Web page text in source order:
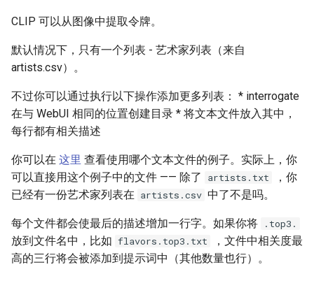
CLIP 可以从图像中提取令牌。
默认情况下，只有一个列表 - 艺术家列表（来自
artists.csv）。
不过你可以通过执行以下操作添加更多列表： * interrogate
在与 WebUI 相同的位置创建目录 * 将文本文件放入其中，
每行都有相关描述
你可以在 这里 查看使用哪个文本文件的例子。实际上，你
可以直接用这个例子中的文件 —— 除了
artists.txt
，你
已经有一份艺术家列表在 artists.csv 中了不是吗。
每个文件都会使最后的描述增加一行字。如果你将 .top3.
放到文件名中，比如 flavors.top3.txt
，文件中相关度最
高的三行将会被添加到提示词中（其他数量也行）。